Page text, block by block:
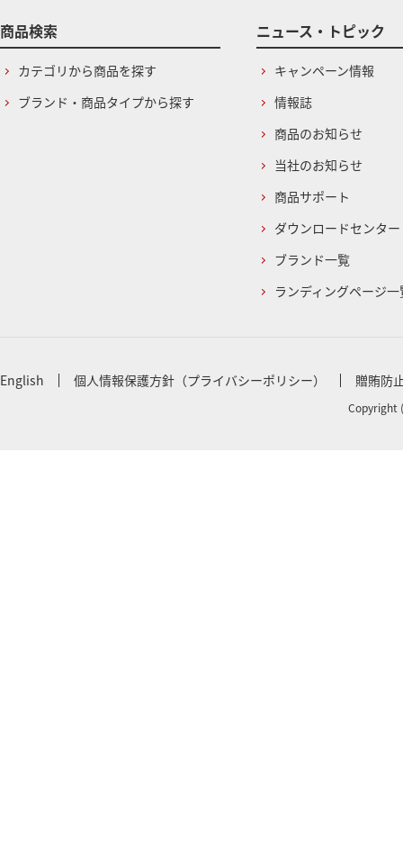
商品検索
カテゴリから商品を探す
ブランド・商品タイプから探す
ニュース・トピック
キャンペーン情報
情報誌
商品のお知らせ
当社のお知らせ
商品サポート
ダウンロードセンター
ブランド一覧
ランディングページ一
English 個人情報保護方針（プライバシーポリシー） 贈賄防
Copyright